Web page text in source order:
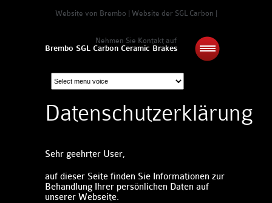
Website von Brembo Website der SGL Carbon
Nehmen Sie Kontakt auf
Brembo SGL Carbon Ceramic Brakes
Datenschutzerklärung
Sehr geehrter User,
auf dieser Seite finden Sie Informationen zur
Behandlung Ihrer persönlichen Daten auf
unserer Webseite.